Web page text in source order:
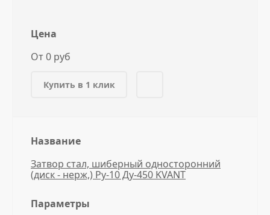
Цена
От 0 руб
Купить в 1 клик
Название
Затвор стал, шиберный односторонний
(диск - нерж,) Ру-10 Ду-450 KVANT
Параметры